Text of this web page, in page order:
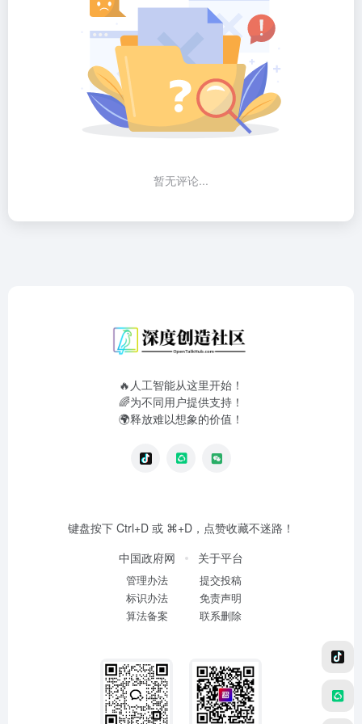
暂无评论...
🔥人工智能从这里开始！
🌈为不同用户提供支持！
🌍释放难以想象的价值！
键盘按下 Ctrl+D 或 ⌘+D，点赞收藏不迷路！
中国政府网
管理办法
标识办法
算法备案
关于平台
提交投稿
免责声明
联系删除